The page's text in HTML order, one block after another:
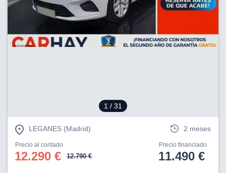
1 / 31
LEGANES (Madrid) 2 meses
Precio al contado
12.290 € 12.790 €
Precio financiado
11.490 €